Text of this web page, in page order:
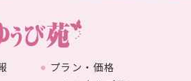
プラン・価格